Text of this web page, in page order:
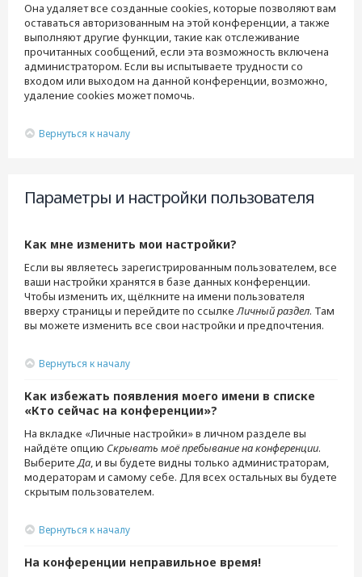
Она удаляет все созданные cookies, которые позволяют вам
оставаться авторизованным на этой конференции, а также
выполняют другие функции, такие как отслеживание
прочитанных сообщений, если эта возможность включена
администратором. Если вы испытываете трудности со
входом или выходом на данной конференции, возможно,
удаление cookies может помочь.
Вернуться к началу
Параметры и настройки пользователя
Как мне изменить мои настройки?
Если вы являетесь зарегистрированным пользователем, все
ваши настройки хранятся в базе данных конференции.
Чтобы изменить их, щёлкните на имени пользователя
вверху страницы и перейдите по ссылкеЛичный раздел. Там
вы можете изменить все свои настройки и предпочтения.
Вернуться к началу
Как избежать появления моего имени в списке
«Кто сейчас на конференции»?
На вкладке «Личные настройки» в личном разделе вы
найдёте опцию Скрывать моё пребывание на конференции.
ВыберитеДа, и вы будете видны только администраторам,
модераторам и самому себе. Для всех остальных вы будете
скрытым пользователем.
Вернуться к началу
На конференции неправильное время!